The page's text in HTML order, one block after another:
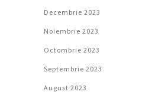
Decembrie 2023
Noiembrie 2023
Octombrie 2023
Septembrie 2023
August 2023